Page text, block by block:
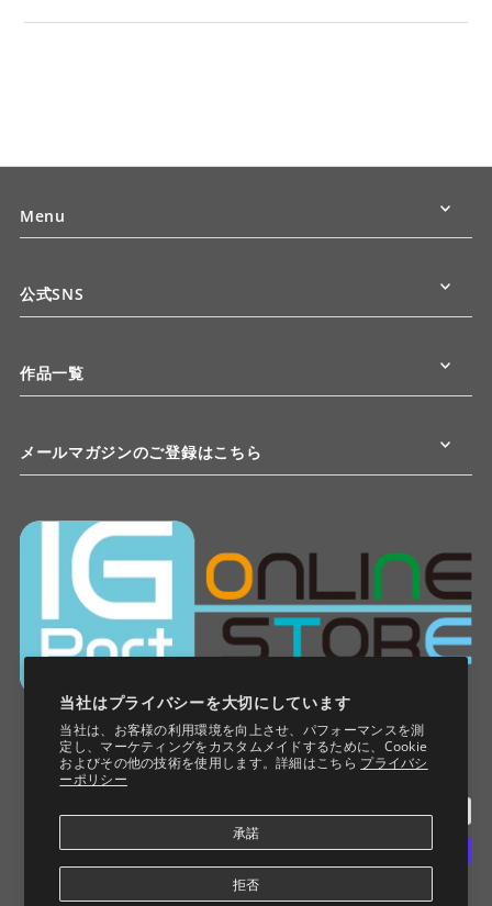
当社はプライバシーを大切にしています
当社は、お客様の利用環境を向上させ、パフォーマンスを測
定し、マーケティングをカスタムメイドするために、Cookie
およびその他の技術を使用します。詳細はこちら プライバシ
ーポリシー
承諾
拒否
Menu
公式SNS
作品一覧
メールマガジンのご登録はこちら